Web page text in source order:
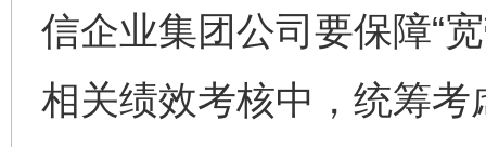
信企业集团公司要保障“
相关绩效考核中，统筹考